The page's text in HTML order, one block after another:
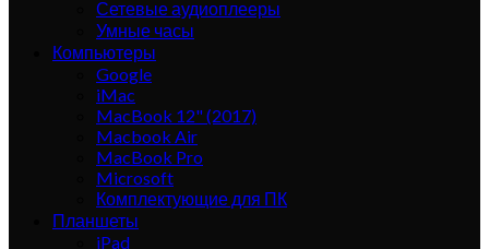
Сетевые аудиоплееры
Умные часы
Компьютеры
Google
iMac
MacBook 12" (2017)
Macbook Air
MacBook Pro
Microsoft
Комплектующие для ПК
Планшеты
iPad